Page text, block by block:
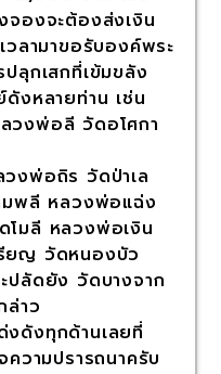
จองจะต้องส่งเงิน
ลามาขอรับองค์พระ
ลุกเสกที่เข้มขลัง
ดังหลายท่าน เช่น
วงพ่อลี วัดอโศกา
งพ่อถิร วัดป่าเล
มพลี หลวงพ่อแฉ่ง
มลี หลวงพ่อเงิน
ยญ วัดหนองบัว
ปลัดยัง วัดบางจาก
ล่าว
ดังทุกด้านเลยที่
ความปรารถนาครับ